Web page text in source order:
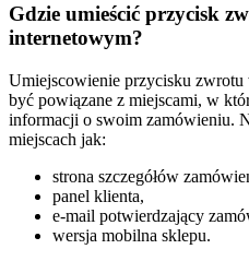
Gdzie umieścić przycisk
internetowym?
Umiejscowienie przycisku
być powiązane z miejscami, w
informacji o swoim zamówieniu.
miejscach jak:
strona szczegółów
panel klienta,
e-mail potwierdzający
wersja mobilna sklepu.